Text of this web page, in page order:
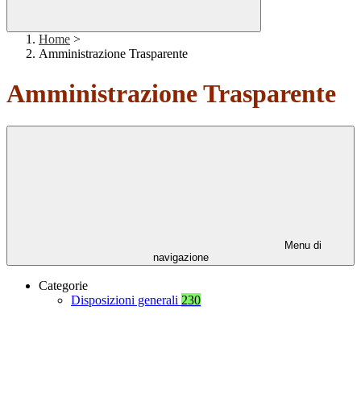
Home >
Amministrazione Trasparente
Amministrazione Trasparente
Menu di
navigazione
Categorie
Disposizioni generali 230